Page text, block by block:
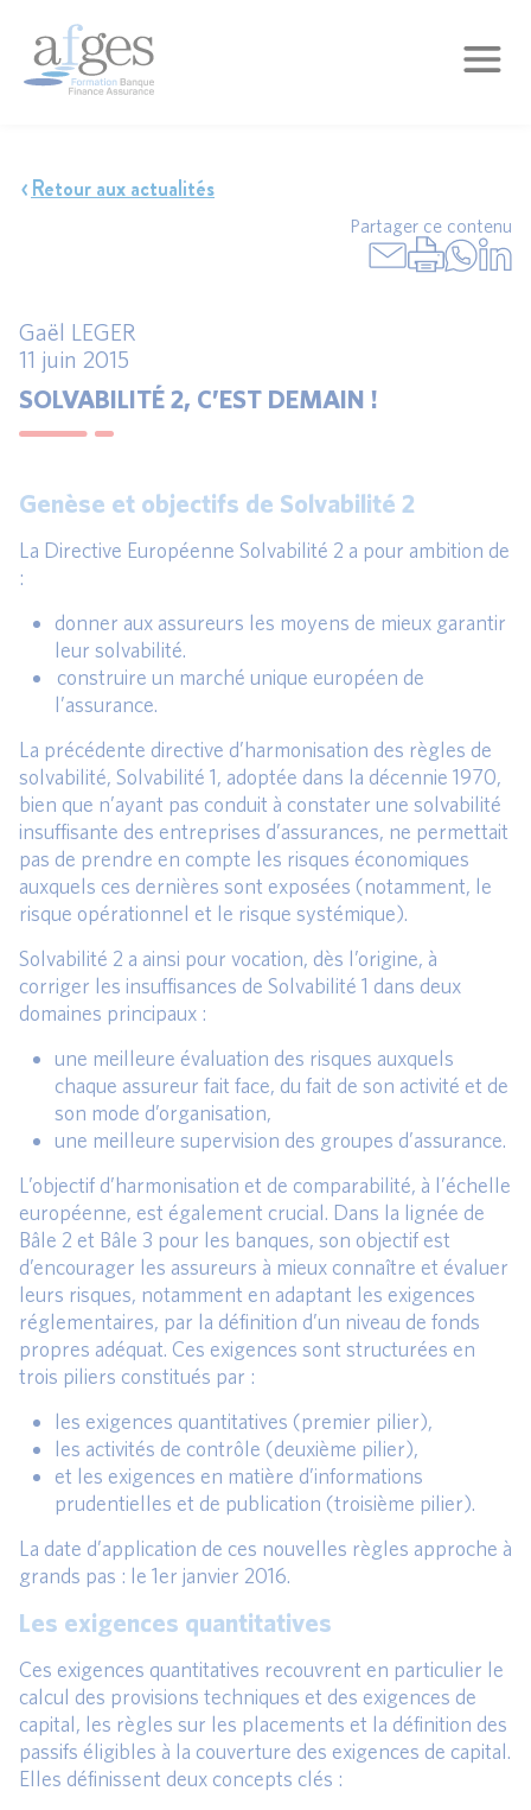
Retour aux actualités
Partager ce contenu
Gaël LEGER
11 juin 2015
SOLVABILITÉ 2, C’EST DEMAIN !
Genèse et objectifs de Solvabilité 2
La Directive Européenne Solvabilité 2 a pour ambition de
:
donner aux assureurs les moyens de mieux garantir
leur solvabilité.
construire un marché unique européen de
l’assurance.
La précédente directive d’harmonisation des règles de
solvabilité, Solvabilité 1, adoptée dans la décennie 1970,
bien que n’ayant pas conduit à constater une solvabilité
insuffisante des entreprises d’assurances, ne permettait
pas de prendre en compte les risques économiques
auxquels ces dernières sont exposées (notamment, le
risque opérationnel et le risque systémique).
Solvabilité 2 a ainsi pour vocation, dès l’origine, à
corriger les insuffisances de Solvabilité 1 dans deux
domaines principaux :
une meilleure évaluation des risques auxquels
chaque assureur fait face, du fait de son activité et de
son mode d’organisation,
une meilleure supervision des groupes d’assurance.
L’objectif d’harmonisation et de comparabilité, à l’échelle
européenne, est également crucial. Dans la lignée de
Bâle 2 et Bâle 3 pour les banques, son objectif est
d’encourager les assureurs à mieux connaître et évaluer
leurs risques, notamment en adaptant les exigences
réglementaires, par la définition d’un niveau de fonds
propres adéquat. Ces exigences sont structurées en
trois piliers constitués par :
les exigences quantitatives (premier pilier),
les activités de contrôle (deuxième pilier),
et les exigences en matière d’informations
prudentielles et de publication (troisième pilier).
La date d’application de ces nouvelles règles approche à
grands pas : le 1er janvier 2016.
Les exigences quantitatives
Ces exigences quantitatives recouvrent en particulier le
calcul des provisions techniques et des exigences de
capital, les règles sur les placements et la définition des
passifs éligibles à la couverture des exigences de capital.
Elles définissent deux concepts clés :